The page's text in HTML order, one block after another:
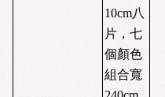
10cm八
片，七
個顏色
組合寬